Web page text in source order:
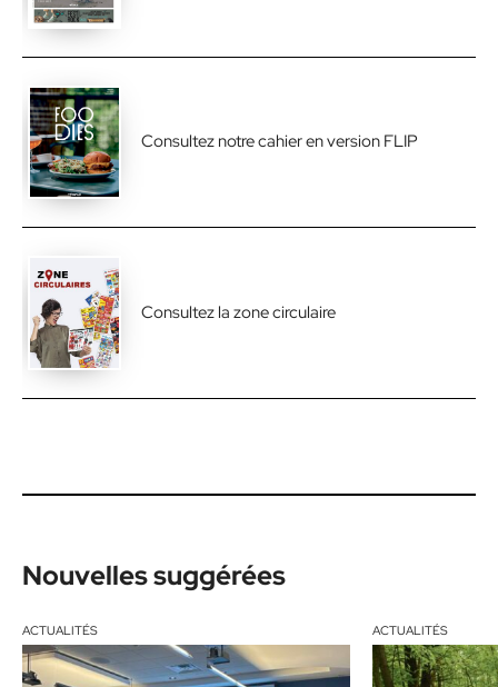
Consultez notre cahier en version FLIP
Consultez la zone circulaire
Nouvelles suggérées
ACTUALITÉS ACTUALITÉS